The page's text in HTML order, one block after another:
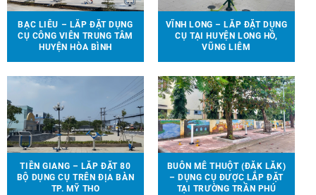
BẠC LIÊU – LẮP ĐẶT DỤNG
CỤ CÔNG VIÊN TRUNG TÂM
HUYỆN HÒA BÌNH
VĨNH LONG – LẮP ĐẶT DỤNG
CỤ TẠI HUYỆN LONG HỒ,
VŨNG LIÊM
TIỀN GIANG – LẮP ĐẶT 80
BỘ DỤNG CỤ TRÊN ĐỊA BÀN
TP. MỸ THO
BUÔN MÊ THUỘT (ĐẮK LẮK)
– DỤNG CỤ ĐƯỢC LẮP ĐẶT
TẠI TRƯỜNG TRẦN PHÚ